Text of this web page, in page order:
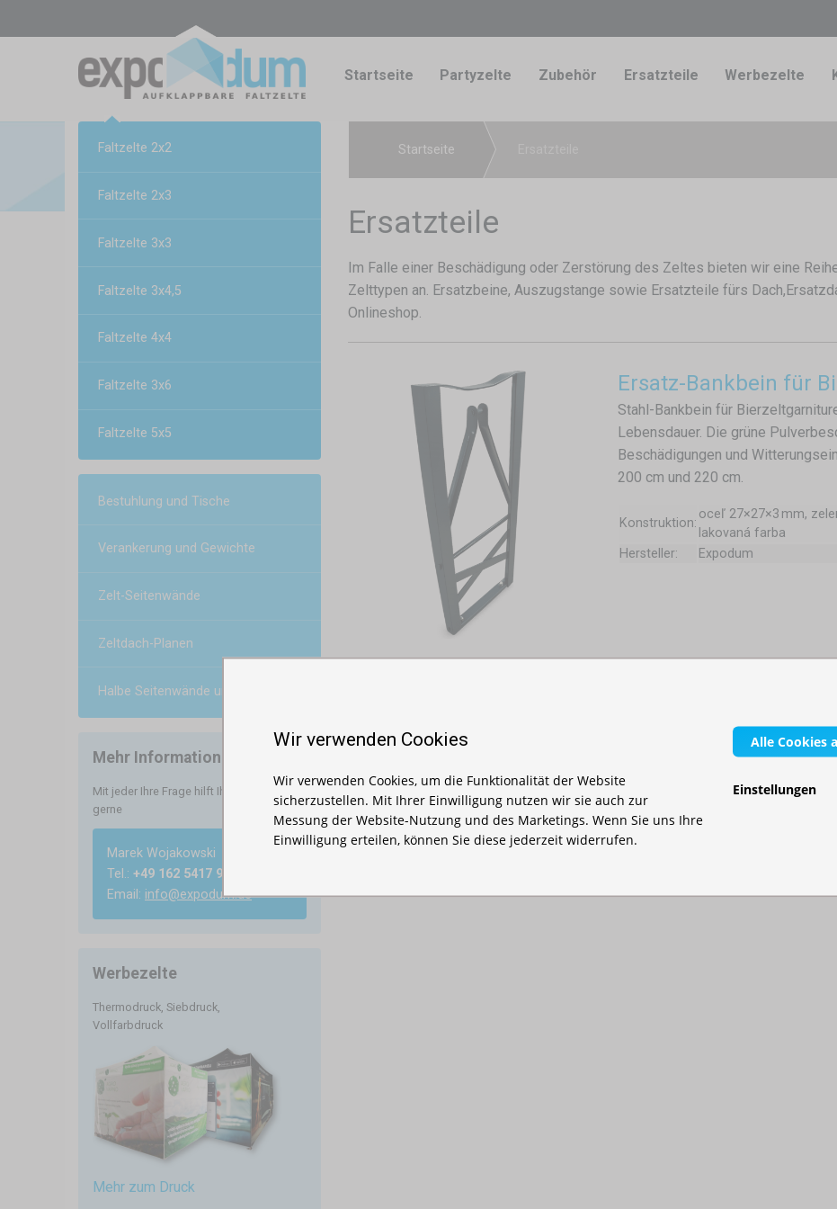
Startseite Partyzelte Zubehör Ersatzteile Werbezelte
Faltzelte 2x2
Faltzelte 2x3
Faltzelte 3x3
Faltzelte 3x4,5
Faltzelte 4x4
Faltzelte 3x6
Faltzelte 5x5
Bestuhlung und Tische
Verankerung und Gewichte
Zelt-Seitenwände
Zeltdach-Planen
Halbe Seitenwände und Vordächer
Mehr Informationen
Mit jeder Ihre Frage hilft Ihnen
gerne
Marek Wojakowski
Tel.: +49 162 5417 985
Email: info@expodum.de
Werbezelte
Thermodruck, Siebdruck,
Vollfarbdruck
Mehr zum Druck
Startseite
Ersatzteile
Im Falle einer Beschädigung oder Zerstörung des Zeltes bieten wir eine
Zelttypen an. Ersatzbeine, Auszugstange sowie Ersatzteile fürs
Onlineshop.
Ersatz-Bankbein für
Stahl-Bankbein für
Lebensdauer. Die grüne
Beschädigungen und
200 cm und 220 cm.
Konstruktion:
oceľ 27×27×3 mm,
lakovaná farba
Hersteller:
Expodum
2 3 4
Wir verwenden Cookies
Wir verwenden Cookies, um die Funktionalität der Website
sicherzustellen. Mit Ihrer Einwilligung nutzen wir sie auch zur
Messung der Website-Nutzung und des Marketings. Wenn Sie uns Ihre
Einwilligung erteilen, können Sie diese jederzeit widerrufen.
Alle Cookies
Einstellungen